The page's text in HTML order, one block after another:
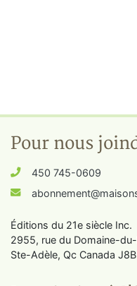
Pour nous
450 745-0609
Éditions du 21e siècle Inc.
2955, rue du Domaine-
Ste-Adèle, Qc Canada